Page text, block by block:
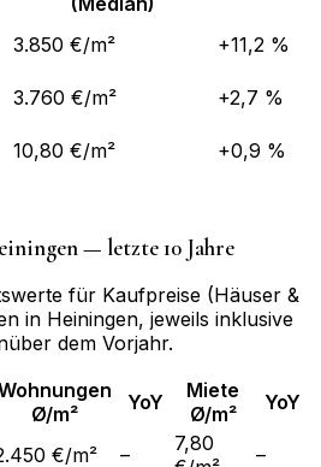
3.850 €/m²
+11,2 %
3.760 €/m² +2,7 %
10,80 €/m² +0,9 %
— letzte 10 Jahre
für Kaufpreise (Häuser &
in Heiningen, jeweils inklusive
dem Vorjahr.
Ø/m²
YoY
Miete
Ø/m²
YoY
€/m² –
7,80
–